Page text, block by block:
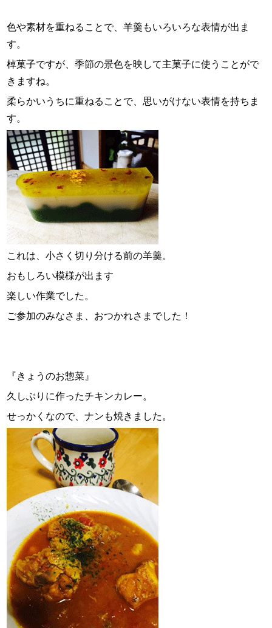
色や素材を重ねることで、羊羹もいろいろな表情が出ま
す。
棹菓子ですが、季節の景色を映して主菓子に使うことがで
きますね。
柔らかいうちに重ねることで、思いがけない表情を持ちま
す。
これは、小さく切り分ける前の羊羹。
おもしろい模様が出ます
楽しい作業でした。
ご参加のみなさま、おつかれさまでした！
『きょうのお惣菜』
久しぶりに作ったチキンカレー。
せっかくなので、ナンも焼きました。